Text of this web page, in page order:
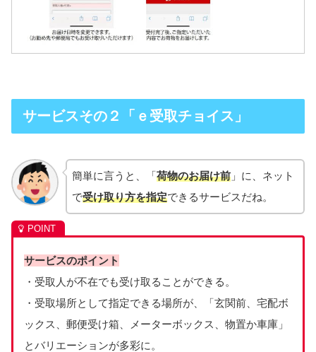
サービスその２「ｅ受取チョイス」
簡単に言うと、「荷物のお届け前」に、ネット
で受け取り方を指定できるサービスだね。
サービスのポイント
・受取人が不在でも受け取ることができる。
・受取場所として指定できる場所が、「玄関前、宅配ボ
ックス、郵便受け箱、メーターボックス、物置か車庫」
とバリエーションが多彩に。